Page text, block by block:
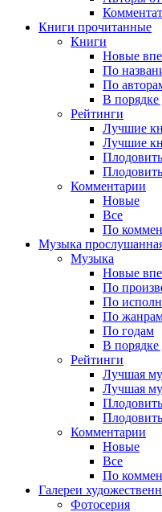
Книги прочитанные
Книги
Новые
По
По
В порядке
Рейтинги
Лучшие
Лучшие
Комментарии
Новые
Все
По
Музыка
Музыка
Новые
По
По
По
По годам
В порядке
Рейтинги
Лучшая
Лучшая
Комментарии
Новые
Все
По
Галереи
Фотосерия